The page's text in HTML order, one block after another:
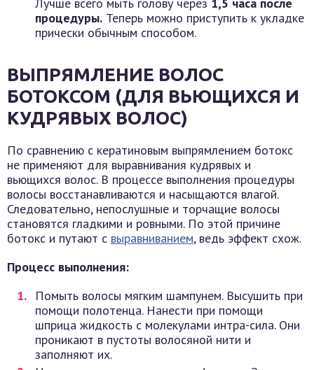
процедуры. Теперь можно приступить к укладке
прически обычным способом.
ВЫПРЯМЛЕНИЕ ВОЛОС
БОТОКСОМ (ДЛЯ ВЬЮЩИХСЯ И
КУДРЯВЫХ ВОЛОС)
По сравнению с кератиновым выпрямлением ботокс
не применяют для выравнивания кудрявых и
вьющихся волос. В процессе выполнения процедуры
волосы восстанавливаются и насыщаются влагой.
Следовательно, непослушные и торчащие волосы
становятся гладкими и ровными. По этой причине
ботокс и путают с выравниванием, ведь эффект схож.
Процесс выполнения:
Помыть волосы мягким шампунем. Высушить при
помощи полотенца. Нанести при помощи
шприца жидкость с молекулами интра-сила. Они
проникают в пустоты волосяной нити и
заполняют их.